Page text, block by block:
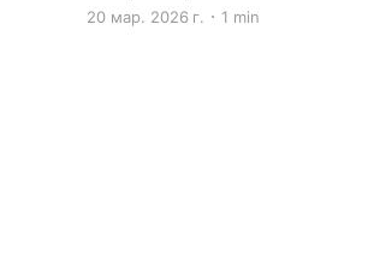
20 мар. 2026 г. 1 min